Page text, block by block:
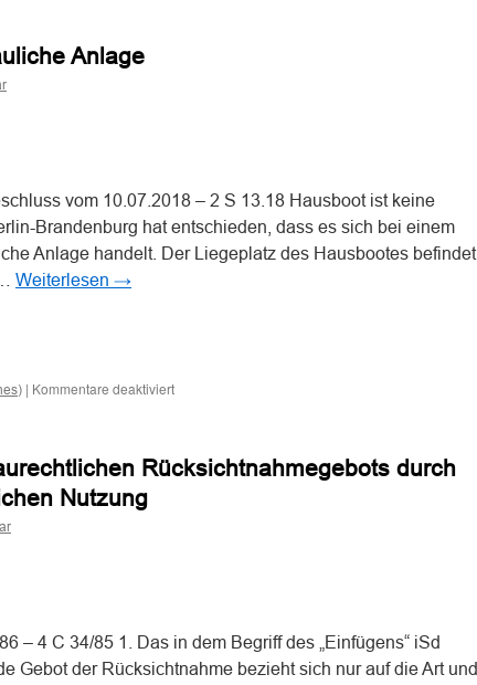
Anlage
vom 10.07.2018 – 2 S 13.18 Hausboot ist keine
Brandenburg hat entschieden, dass es sich bei einem
Anlage handelt. Der Liegeplatz des Hausbootes befindet
Weiterlesen →
| Kommentare deaktiviertfür
bauliche
Rücksichtnahmegebots durch
Nutzung
– 4 C 34/85 1. Das in dem Begriff des „Einfügens“ iSd
Gebot der Rücksichtnahme bezieht sich nur auf die Art und